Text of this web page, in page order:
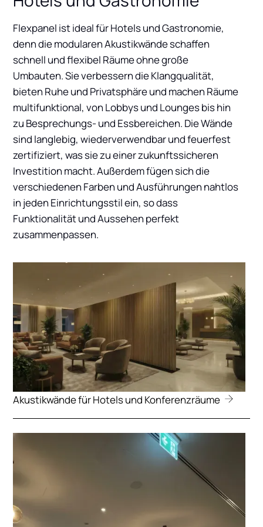
Flexpanel ist ideal für Hotels und Gastronomie,
denn die modularen Akustikwände schaffen
schnell und flexibel Räume ohne große
Umbauten. Sie verbessern die Klangqualität,
bieten Ruhe und Privatsphäre und machen Räume
multifunktional, von Lobbys und Lounges bis hin
zu Besprechungs- und Essbereichen. Die Wände
sind langlebig, wiederverwendbar und feuerfest
zertifiziert, was sie zu einer zukunftssicheren
Investition macht. Außerdem fügen sich die
verschiedenen Farben und Ausführungen nahtlos
in jeden Einrichtungsstil ein, so dass
Funktionalität und Aussehen perfekt
zusammenpassen.
Akustikwände für Hotels und Konferenzräume